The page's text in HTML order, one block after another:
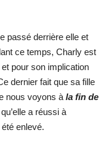
passé derrière elle et
ce temps, Charly est
pour son implication
dernier fait que sa fille
nous voyons à la fin de
a réussi à
enlevé.